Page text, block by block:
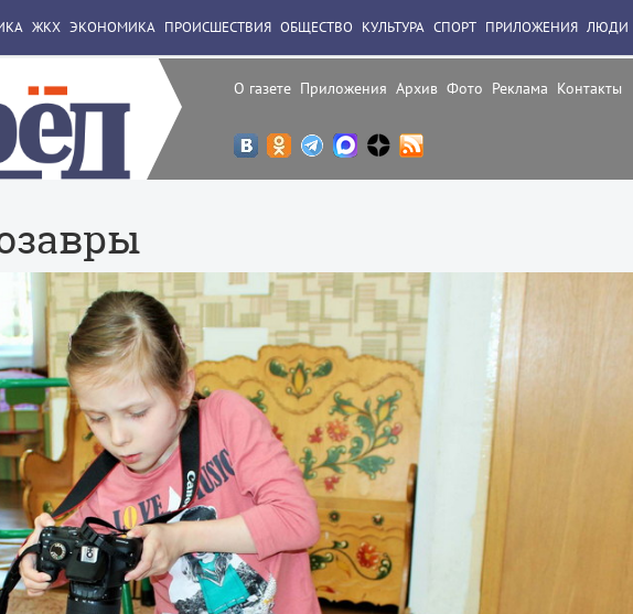
О газете Приложения Архив Фото Реклама Контакты
ЖКХ ЭКОНОМИКА ПРОИСШЕСТВИЯ ОБЩЕСТВО КУЛЬТУРА СПОРТ ПРИЛОЖЕНИЯ ЛЮДИ